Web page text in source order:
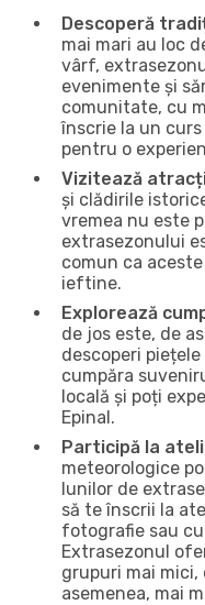
Descoperă
mai mari au loc
vârf,
evenimente și
comunitate, cu
înscrie la un
pentru o
Vizitează
și clădirile
vremea nu este
extrasezonului
comun ca
ieftine.
Explorează
de jos este, de
descoperi
cumpăra
locală și poți
Epinal.
Participă la
meteorologice
lunilor de
să te înscrii la
fotografie sau
Extrasezonul
grupuri mai mici,
asemenea, mai